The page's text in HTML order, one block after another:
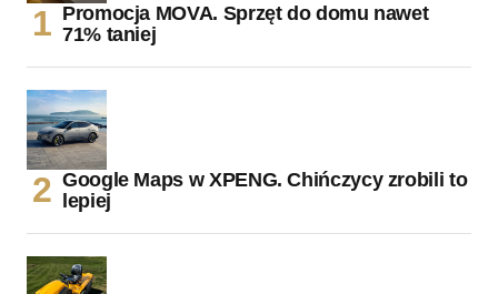
Promocja MOVA. Sprzęt do domu nawet
71% taniej
Google Maps w XPENG. Chińczycy zrobili to
lepiej